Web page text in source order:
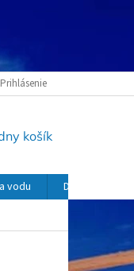
Prihlásenie
košík
vodu
Dekoračný a